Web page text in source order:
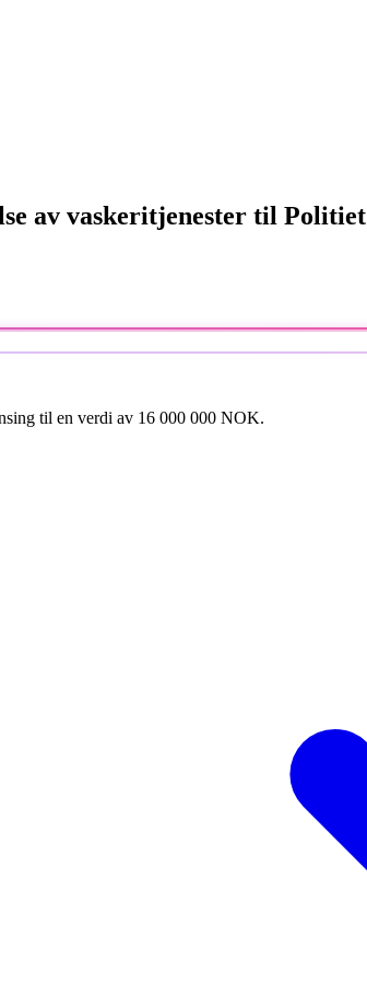
av vaskeritjenester til Politiet
til en verdi av 16 000 000 NOK.